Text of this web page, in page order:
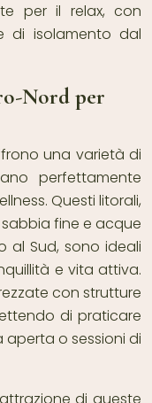
per il relax, con
di isolamento dal
Nord per
una varietà di
perfettamente
Questi litorali,
fine e acque
al Sud, sono ideali
e vita attiva.
con strutture
di praticare
aperta o sessioni di